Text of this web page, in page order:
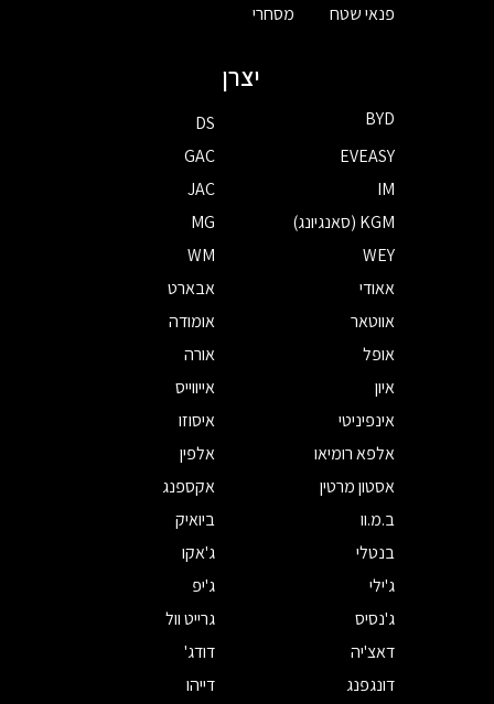
פנאי שטח
מסחרי
יצרן
BYD
DS
EVEASY
GAC
IM
JAC
KGM (סאנגיונג)
MG
WEY
WM
אאודי
אבארט
אווטאר
אומודה
אופל
אורה
איון
אייווייס
אינפיניטי
איסוזו
אלפא רומיאו
אלפין
אסטון מרטין
אקספנג
ב.מ.וו
ביואיק
בנטלי
ג'אקו
ג'ילי
ג'יפ
ג'נסיס
גרייט וול
דאצ'יה
דודג'
דונגפנג
דייהו